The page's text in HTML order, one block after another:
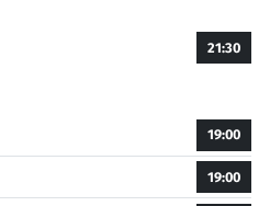
21:30
19:00
19:00